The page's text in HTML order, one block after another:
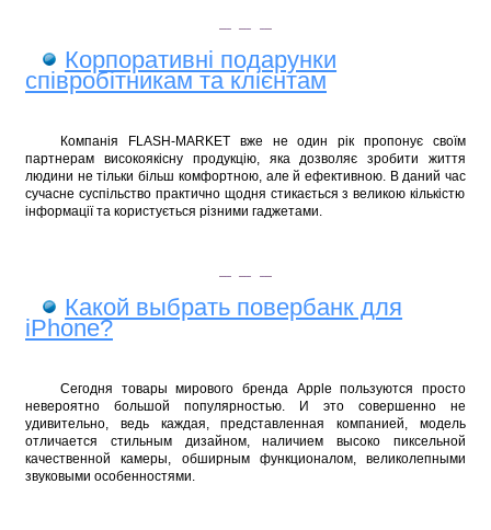
Корпоративні подарунки
співробітникам та клієнтам
Компанія FLASH-MARKET вже не один рік пропонує своїм
партнерам високоякісну продукцію, яка дозволяє зробити життя
людини не тільки більш комфортною, але й ефективною. В даний час
сучасне суспільство практично щодня стикається з великою кількістю
інформації та користується різними гаджетами.
Какой выбрать повербанк для
iPhone?
Сегодня товары мирового бренда Apple пользуются просто
невероятно большой популярностью. И это совершенно не
удивительно, ведь каждая, представленная компанией, модель
отличается стильным дизайном, наличием высоко пиксельной
качественной камеры, обширным функционалом, великолепными
звуковыми особенностями.